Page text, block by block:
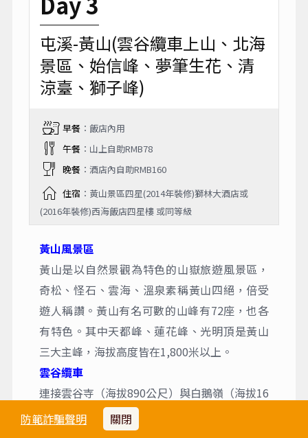
防範詐騙聲明 關閉
屯溪-黃山(雲谷纜車上山、北海
景區、始信峰、夢筆生花、清
涼臺、獅子峰)
早餐：飯店內用
午餐：山上自助RMB78
晚餐：酒店內自助RMB160
住宿 ：黃山景區四星(2014年裝修)獅林大酒店或
(2016年裝修)西海飯店四星樓 或同等級
黃山風景區
黃山是以自然景觀為特色的山嶽旅遊風景區，
奇松、怪石、雲海、溫泉素稱黃山四絕，倍受
遊人稱讚。黃山有名可數的山峰有72座，也各
有特色。其中天都峰、蓮花峰、光明頂是黃山
三大主峰，海拔高度皆在1,800米以上。
雲谷纜車
連接雲谷寺（海拔890公尺）與白鵝嶺（海拔16
65公尺）的現代化交通設施，全長2666公尺，
高差775公尺，採用世界先進的單線迴圈脫掛抱